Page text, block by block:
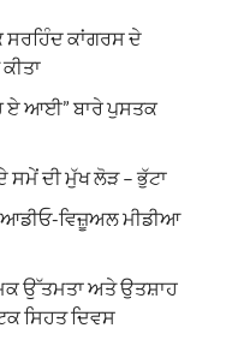
ਸਰਹਿੰਦ ਕਾਂਗਰਸ ਦੇ
ਏ ਆਈ” ਬਾਰੇ ਪੁਸਤਕ
ਸਮੇਂ ਦੀ ਮੁੱਖ ਲੋੜ – ਭੁੱਟਾ
ਵਿਜ਼ੂਅਲ ਮੀਡੀਆ
ਉੱਤਮਤਾ ਅਤੇ ਉਤਸ਼ਾਹ
ਸਿਹਤ ਦਿਵਸ